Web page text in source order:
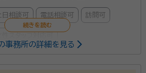
日相談可 電話相談可 訪問可
事務所の詳細を見る